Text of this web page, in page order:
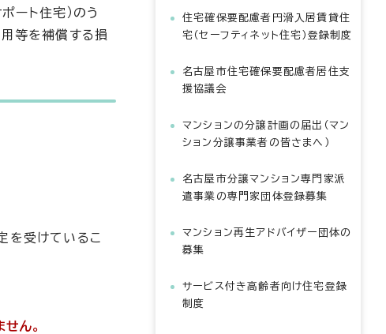
ート住宅）のう
等を補償する損
を受けているこ
ん。
住宅確保要配慮者円滑入居賃貸住
宅（セーフティネット住宅）登録制度
名古屋市住宅確保要配慮者居住支
援協議会
マンションの分譲計画の届出（マン
ション分譲事業者の皆さまへ）
名古屋市分譲マンション専門家派
遣事業の専門家団体登録募集
マンション再生アドバイザー団体の
募集
サービス付き高齢者向け住宅登録
制度